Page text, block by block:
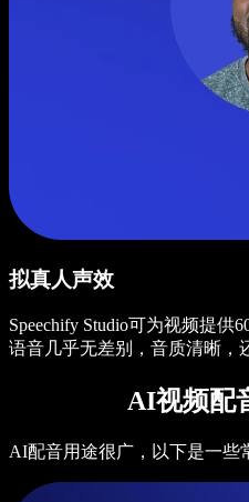
拟真人声效
Speechify Studio可为视频提供
语音几乎无差别，音质清晰，
AI视频配
AI配音用途很广，以下是一些